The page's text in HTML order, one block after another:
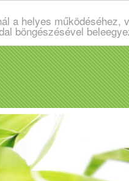
a helyes
böngészésével